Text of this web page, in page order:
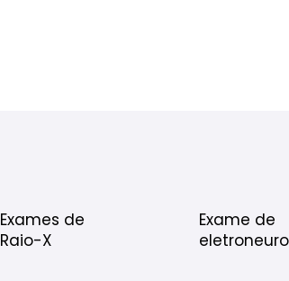
Exames de
Raio-X
Exame de